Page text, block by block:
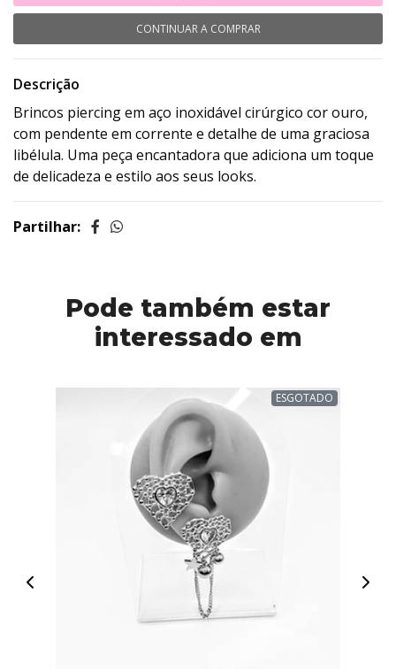
CONTINUAR A COMPRAR
Descrição
Brincos piercing em aço inoxidável cirúrgico cor ouro,
com pendente em corrente e detalhe de uma graciosa
libélula. Uma peça encantadora que adiciona um toque
de delicadeza e estilo aos seus looks.
Partilhar:
Pode também estar
interessado em
ESGOTADO